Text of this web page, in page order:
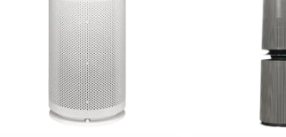
liệu vải, từ đó điều chỉnh chuyển động giặt
nâng và xoáy, giúp đánh bật vết bẩn
khuẩn và các tác nhân gây dị ứng, đồng thời